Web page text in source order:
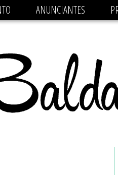
pagead/js/
ANUNCIANTES